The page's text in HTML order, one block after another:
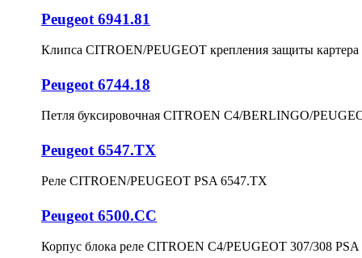
Peugeot 6941.81
Клипса CITROEN/PEUGEOT крепления защиты картера
Peugeot 6744.18
Петля буксировочная CITROEN C4/BERLINGO/
Peugeot 6547.TX
Реле CITROEN/PEUGEOT PSA 6547.TX
Peugeot 6500.CC
Корпус блока реле CITROEN C4/PEUGEOT 307/308 PSA